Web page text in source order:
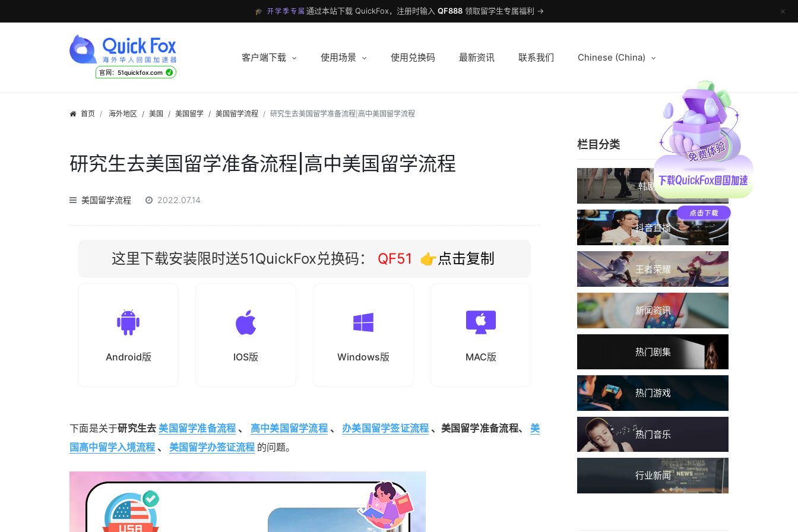
🎓 开学季专属 通过本站下载 QuickFox，注册时输入 QF888领取留学生专属福利 → ✕
官网：51quickfox.com √
客户端下载 使用场景 使用兑换码 最新资讯 联系我们 Chinese (China)
首页 海外地区 / 美国 / 美国留学 / 美国留学流程 研究生去美国留学准备流程|高中美国留学流程
研究生去美国留学准备流程|高中美国留学流程
美国留学流程 2022.07.14
这里下载安装限时送51QuickFox兑换码： QF51 👉点击复制
Android版 IOS版 Windows版 MAC版
下面是关于研究生去 美国留学准备流程 、 高中美国留学流程 、 办美国留学签证流程 、美国留学准备流程、
美
国高中留学入境流程 、 美国留学办签证流程 的问题。
栏目分类
韩剧TV
抖音直播
王者荣耀
新闻资讯
热门剧集
热门游戏
热门音乐
行业新闻